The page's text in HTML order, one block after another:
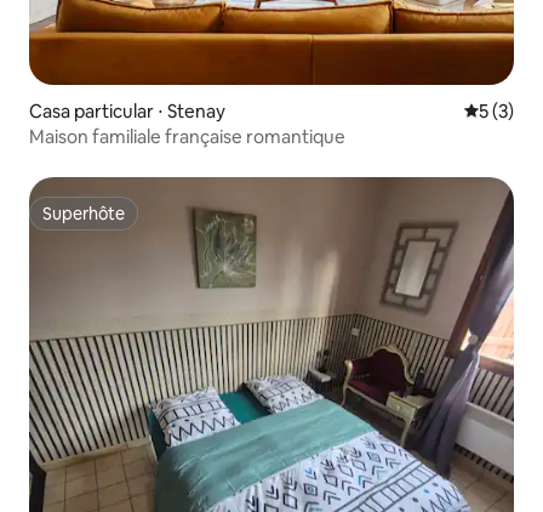
Casa particular ⋅ Stenay
5 (3)
Maison familiale française romantique
Superhôte
Superhôte